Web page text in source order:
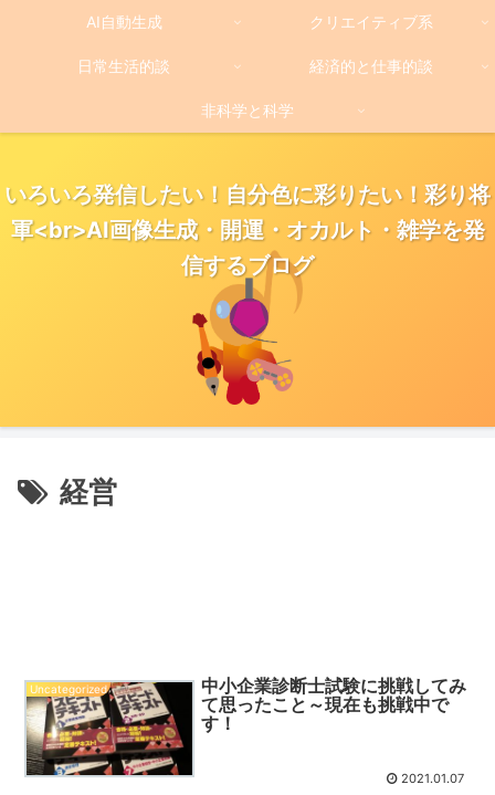
いろいろ発信したい！自分色に彩りたい！彩り将
軍<br>AI画像生成・開運・オカルト・雑学を発
信するブログ
AI自動生成 クリエイティブ系
日常生活的談 経済的と仕事的談
非科学と科学
経営
Uncategorized
中小企業診断士試験に挑戦してみ
て思ったこと～現在も挑戦中で
す！
2021.01.07